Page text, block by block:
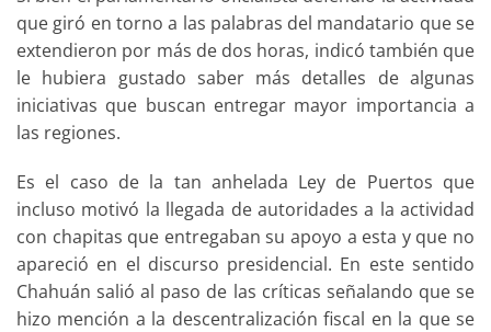
que giró en torno a las palabras del mandatario que se
extendieron por más de dos horas, indicó también que
le hubiera gustado saber más detalles de algunas
iniciativas que buscan entregar mayor importancia a
las regiones.
Es el caso de la tan anhelada Ley de Puertos que
incluso motivó la llegada de autoridades a la actividad
con chapitas que entregaban su apoyo a esta y que no
apareció en el discurso presidencial. En este sentido
Chahuán salió al paso de las críticas señalando que se
hizo mención a la descentralización fiscal en la que se